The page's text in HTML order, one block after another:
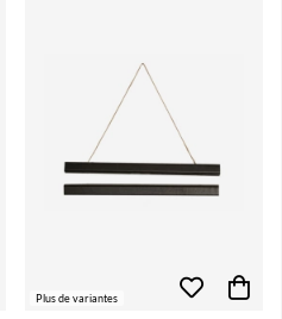
Plus de variantes